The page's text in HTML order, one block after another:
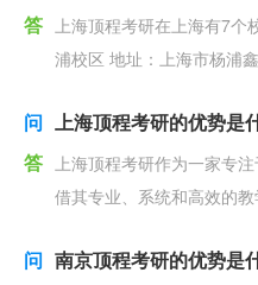
答 上海顶程考研在上海有7个校
浦校区 地址：上海市杨浦
问 上海顶程考研的优势是
答 上海顶程考研作为一家专
借其专业、系统和高效的
问 南京顶程考研的优势是